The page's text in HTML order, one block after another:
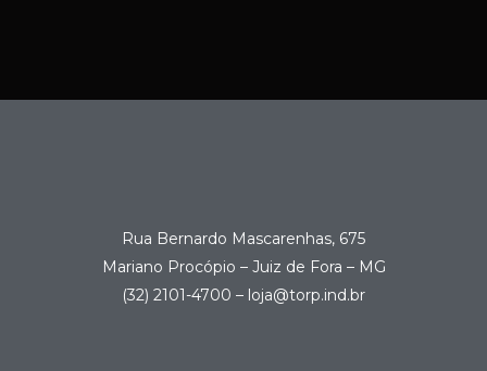
Rua Bernardo Mascarenhas, 675
Mariano Procópio – Juiz de Fora – MG
(32) 2101-4700 – loja@torp.ind.br